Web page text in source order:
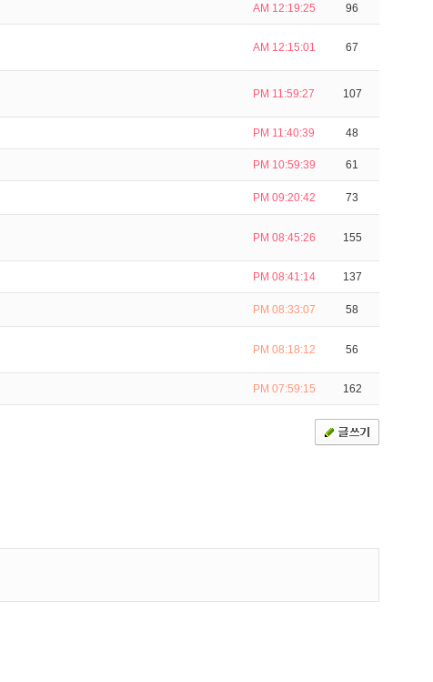
AM 12:19:25 96
AM 12:15:01 67
PM 11:59:27 107
PM 11:40:39 48
PM 10:59:39 61
PM 09:20:42 73
PM 08:45:26 155
PM 08:41:14 137
PM 08:33:07 58
PM 08:18:12 56
PM 07:59:15 162